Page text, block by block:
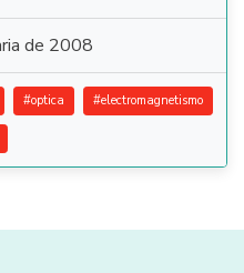
de 2008
#optica #electromagnetismo